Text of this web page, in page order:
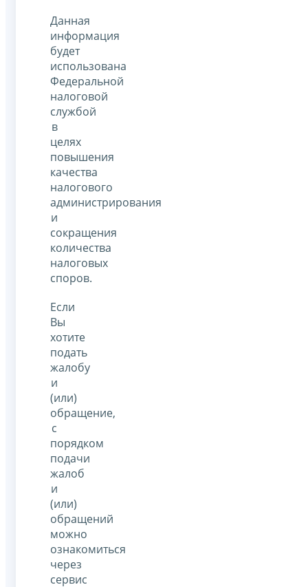
Данная
информация
будет
использована
Федеральной
налоговой
службой
в
целях
повышения
качества
налогового
администрирования
и
сокращения
количества
налоговых
споров.
Если
Вы
хотите
подать
жалобу
и
(или)
обращение,
с
порядком
подачи
жалоб
и
(или)
обращений
можно
ознакомиться
через
сервис